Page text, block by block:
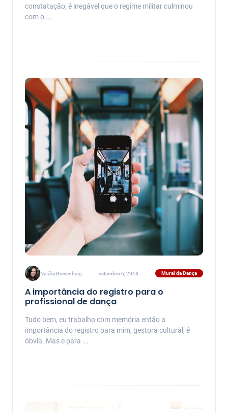
constatação, é inegável que o regime militar culminou
com o ...
Natália Gresenberg setembro 6, 2018 Mural da Dança
A importância do registro para o
profissional de dança
Tudo bem, eu trabalho com memória então a
importância do registro para mim, gestora cultural, é
óbvia. Mas e para ...